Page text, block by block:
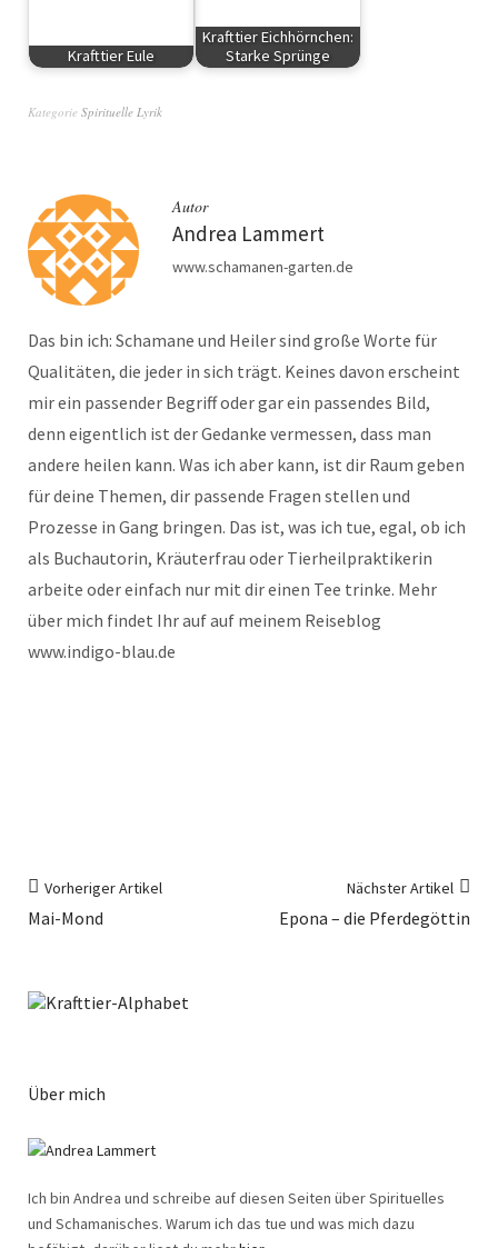
Krafttier Eule
Krafttier Eichhörnchen:
Starke Sprünge
Kategorie Spirituelle Lyrik
Autor
Andrea Lammert
www.schamanen-garten.de
Das bin ich: Schamane und Heiler sind große Worte für
Qualitäten, die jeder in sich trägt. Keines davon erscheint
mir ein passender Begriff oder gar ein passendes Bild,
denn eigentlich ist der Gedanke vermessen, dass man
andere heilen kann. Was ich aber kann, ist dir Raum geben
für deine Themen, dir passende Fragen stellen und
Prozesse in Gang bringen. Das ist, was ich tue, egal, ob ich
als Buchautorin, Kräuterfrau oder Tierheilpraktikerin
arbeite oder einfach nur mit dir einen Tee trinke. Mehr
über mich findet Ihr auf auf meinem Reiseblog
www.indigo-blau.de
Vorheriger Artikel
Mai-Mond
Nächster Artikel
Epona – die Pferdegöttin
Über mich
Ich bin Andrea und schreibe auf diesen Seiten über Spirituelles
und Schamanisches. Warum ich das tue und was mich dazu